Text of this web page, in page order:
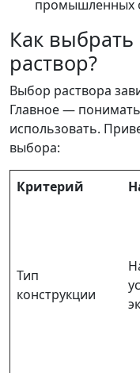
промышленных
Как
раствор?
Выбор раствора
Главное —
использовать.
выбора:
Критерий
Тип
конструкции